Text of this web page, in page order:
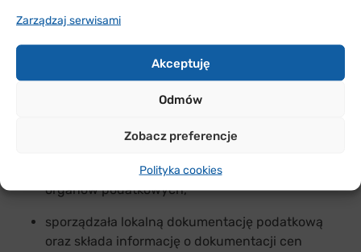
Zarządzaj serwisami
Akceptuję
Odmów
Zobacz preferencje
Polityka cookies
nadwyżki podatku VAT na kolejne okresy
rozliczeniowe,
w prawem przewidzianych terminach wpłacała
pełniła funkcję płatnika zaliczek na podatek
terminach przesyłała informacje i deklaracje do
organów podatkowych,
sporządzała lokalną dokumentację podatkową
oraz składa informację o dokumentacji cen